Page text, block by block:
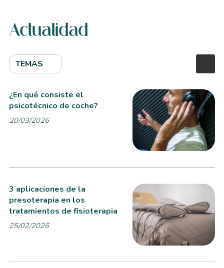
Actualidad
TEMAS
¿En qué consiste el
psicotécnico de coche?
20/03/2026
3 aplicaciones de la
presoterapia en los
tratamientos de fisioterapia
25/02/2026